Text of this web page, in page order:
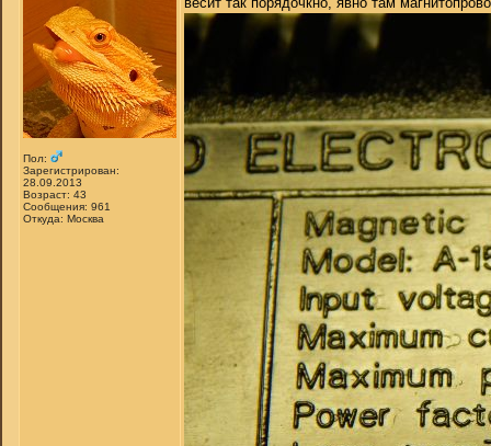
Пол:
Зарегистрирован:
28.09.2013
Возраст: 43
Сообщения: 961
Откуда: Москва